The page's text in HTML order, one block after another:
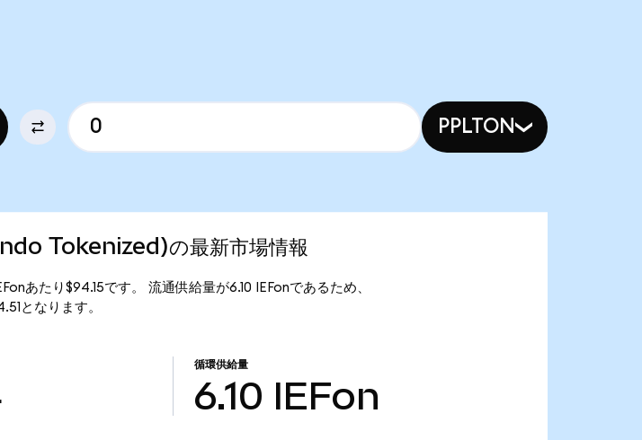
PPLTON
Tokenized)の最新市場情報
あたり$94.15です。 流通供給量が6.10 IEFonであるため、
となります。
循環供給量
6.10 IEFon